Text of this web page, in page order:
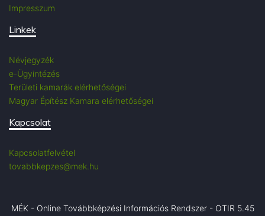
Impresszum
Linkek
Névjegyzék
e-Ügyintézés
Területi kamarák elérhetőségei
Magyar Építész Kamara elérhetőségei
Kapcsolat
Kapcsolatfelvétel
tovabbkepzes@mek.hu
MÉK - Online Továbbképzési Információs Rendszer - OTIR 5.45